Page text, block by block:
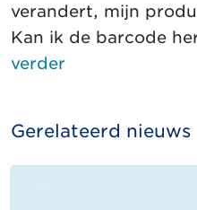
verandert, mijn
Kan ik de barcode
verder
Gerelateerd nieuws